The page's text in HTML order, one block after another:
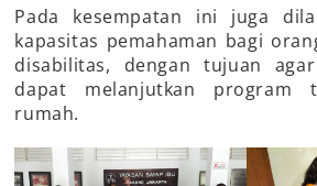
Pada kesempatan ini juga
kapasitas pemahaman bagi
disabilitas, dengan tujuan
dapat melanjutkan program
rumah.